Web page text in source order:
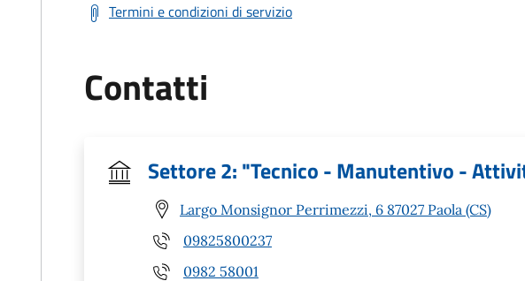
Termini e condizioni di servizio
Contatti
Settore 2: "Tecnico - Manutentivo -
Largo Monsignor Perrimezzi, 6 87027 Paola (CS)
09825800237
0982 58001